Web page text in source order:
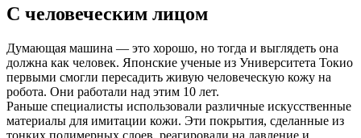
С человеческим лицом
Думающая машина — это хорошо, но тогда и выглядеть она
должна как человек. Японские ученые из Университета Токио
первыми смогли пересадить живую человеческую кожу на
робота. Они работали над этим 10 лет.
Раньше специалисты использовали различные искусственные
материалы для имитации кожи. Эти покрытия, сделанные из